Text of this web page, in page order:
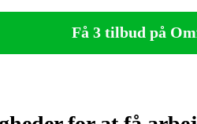
Få 3 tilbud på